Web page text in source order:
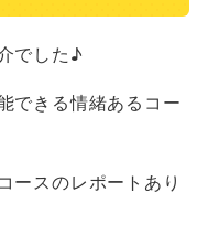
でした♪
できる情緒あるコー
ースのレポートあり